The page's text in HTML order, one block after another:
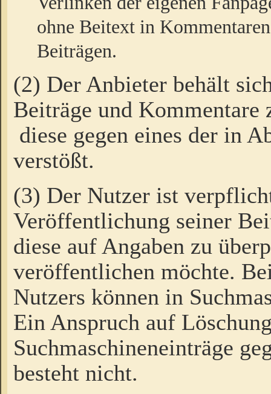
ohne Beitext in
Beiträgen.
(2) Der Anbieter behält
Beiträge und Kommentare
diese gegen eines der in
verstößt.
(3) Der Nutzer ist
Veröffentlichung seiner
diese auf Angaben zu
veröffentlichen möchte.
Nutzers können in
Ein Anspruch auf
Suchmaschineneinträge
besteht nicht.